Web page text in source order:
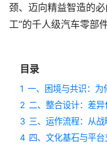
颈、迈向精益智造的
工”的千人级汽车零部
目录
1 一、困境与共识：为
2 二、整合设计：差
3 三、运作流程：从
4 四、文化基石与平